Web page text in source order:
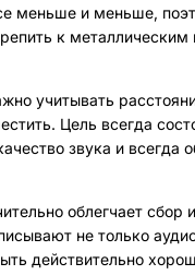
меньше и меньше,
к металлическим
учитывать
Цель всегда
звука и
облегчает
не только
действительно